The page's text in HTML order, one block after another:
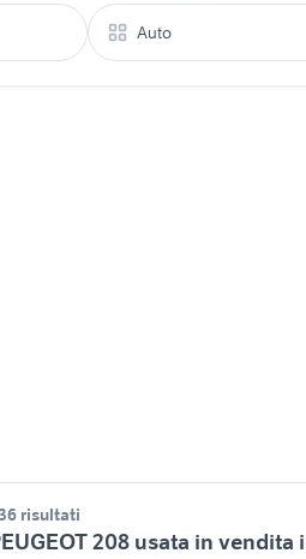
Auto
risultati
208 usata in vendita